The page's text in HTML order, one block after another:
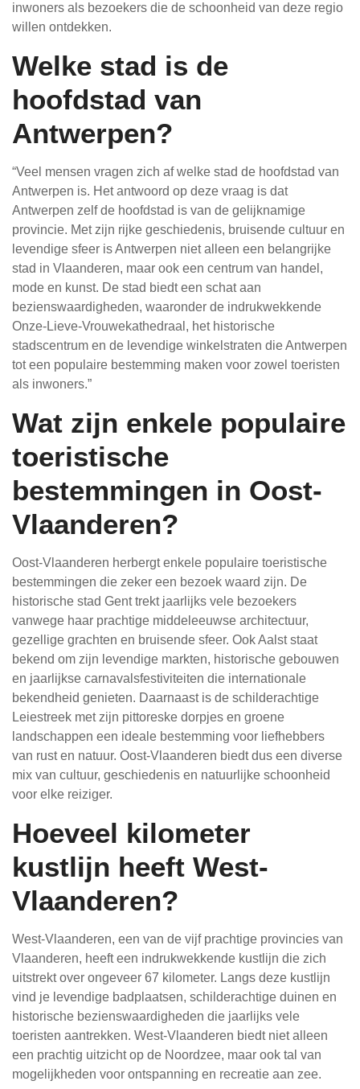
inwoners als bezoekers die de schoonheid van deze regio
willen ontdekken.
Welke stad is de
hoofdstad van
Antwerpen?
“Veel mensen vragen zich af welke stad de hoofdstad van
Antwerpen is. Het antwoord op deze vraag is dat
Antwerpen zelf de hoofdstad is van de gelijknamige
provincie. Met zijn rijke geschiedenis, bruisende cultuur en
levendige sfeer is Antwerpen niet alleen een belangrijke
stad in Vlaanderen, maar ook een centrum van handel,
mode en kunst. De stad biedt een schat aan
bezienswaardigheden, waaronder de indrukwekkende
Onze-Lieve-Vrouwekathedraal, het historische
stadscentrum en de levendige winkelstraten die Antwerpen
tot een populaire bestemming maken voor zowel toeristen
als inwoners.”
Wat zijn enkele populaire
toeristische
bestemmingen in Oost-
Vlaanderen?
Oost-Vlaanderen herbergt enkele populaire toeristische
bestemmingen die zeker een bezoek waard zijn. De
historische stad Gent trekt jaarlijks vele bezoekers
vanwege haar prachtige middeleeuwse architectuur,
gezellige grachten en bruisende sfeer. Ook Aalst staat
bekend om zijn levendige markten, historische gebouwen
en jaarlijkse carnavalsfestiviteiten die internationale
bekendheid genieten. Daarnaast is de schilderachtige
Leiestreek met zijn pittoreske dorpjes en groene
landschappen een ideale bestemming voor liefhebbers
van rust en natuur. Oost-Vlaanderen biedt dus een diverse
mix van cultuur, geschiedenis en natuurlijke schoonheid
voor elke reiziger.
Hoeveel kilometer
kustlijn heeft West-
Vlaanderen?
West-Vlaanderen, een van de vijf prachtige provincies van
Vlaanderen, heeft een indrukwekkende kustlijn die zich
uitstrekt over ongeveer 67 kilometer. Langs deze kustlijn
vind je levendige badplaatsen, schilderachtige duinen en
historische bezienswaardigheden die jaarlijks vele
toeristen aantrekken. West-Vlaanderen biedt niet alleen
een prachtig uitzicht op de Noordzee, maar ook tal van
mogelijkheden voor ontspanning en recreatie aan zee.